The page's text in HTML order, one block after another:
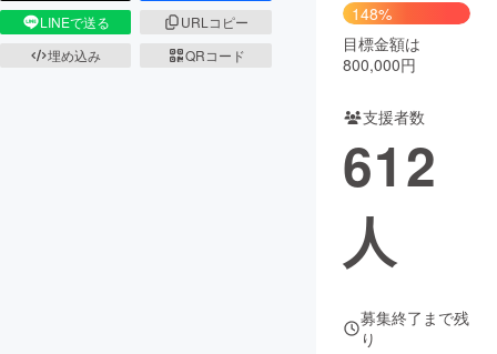
CAMPFIRE for Social Good
CAMPFIRE Creation
コミュニティ
LINEで送る
URLコピー
埋め込み
QRコード
148%
目標金額は
800,000円
支援者数
612
人
募集終了まで残
り